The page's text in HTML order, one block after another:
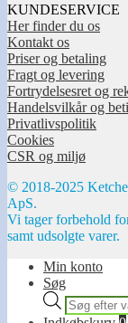
KUNDESERVICE
Her finder du os
Kontakt os
Priser og betaling
Fragt og levering
Fortrydelsesret og
Handelsvilkår og
Privatlivspolitik
Cookies
CSR og miljø
© 2018-2025
ApS.
Vi tager forbehold
samt udsolgte varer.
Min konto
Søg
Products
search